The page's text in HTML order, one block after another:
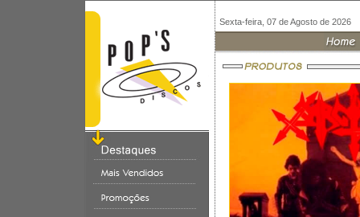
Sexta-feira, 07 de Agosto de 2026